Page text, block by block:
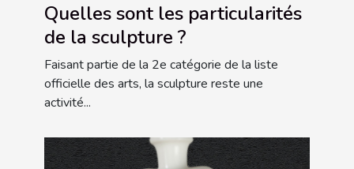
Quelles sont les particularités
de la sculpture ?
Faisant partie de la 2e catégorie de la liste
officielle des arts, la sculpture reste une
activité...